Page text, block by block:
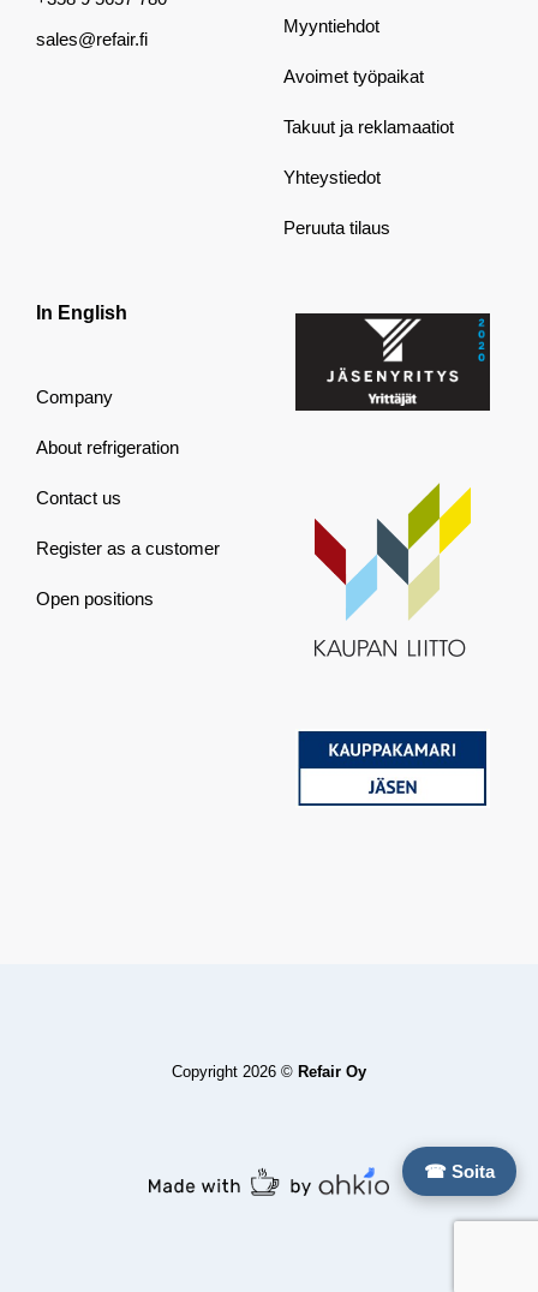
sales@refair.fi
Myyntiehdot
Avoimet työpaikat
Takuut ja reklamaatiot
Yhteystiedot
Peruuta tilaus
In English
Company
About refrigeration
Contact us
Register as a customer
Open positions
☎ Soita
Copyright 2026 © Refair Oy